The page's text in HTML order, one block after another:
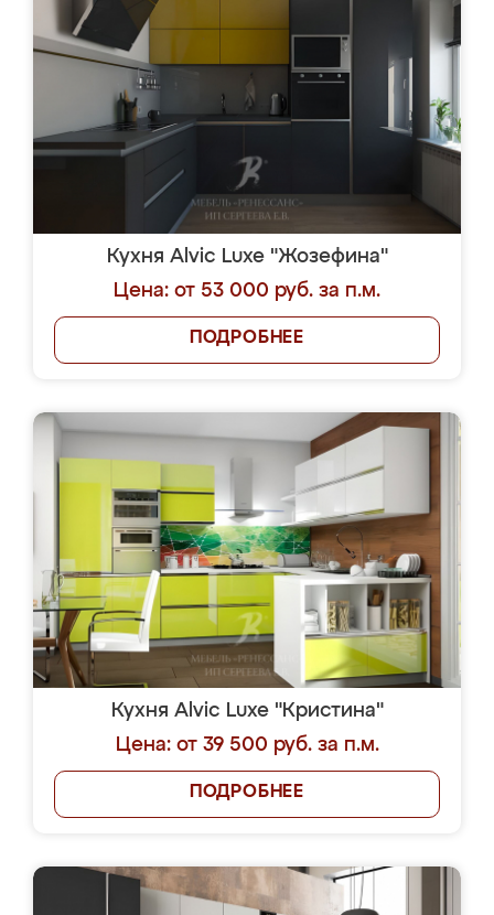
Кухня Alvic Luxe "Жозефина"
Цена: от 53 000 руб. за п.м.
ПОДРОБНЕЕ
Кухня Alvic Luxe "Кристина"
Цена: от 39 500 руб. за п.м.
ПОДРОБНЕЕ